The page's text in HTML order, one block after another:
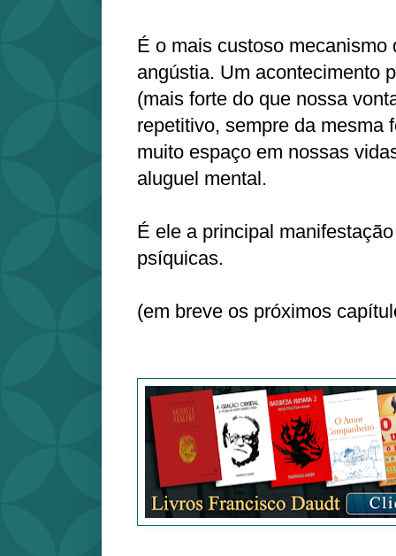
É o mais custoso mecanismo
angústia. Um acontecimento
(mais forte do que nossa
repetitivo, sempre da mesma
muito espaço em nossas
aluguel mental.
É ele a principal
psíquicas.
(em breve os próximos